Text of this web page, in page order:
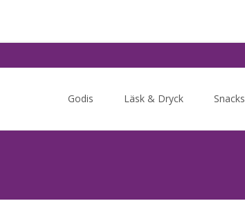
Godis Läsk & Dryck Snacks